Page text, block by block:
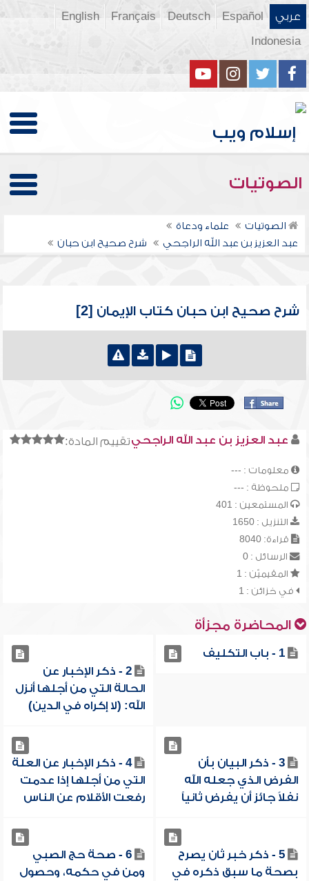
عربي Español
Deutsch
Français
English
Indonesia
الصوتيات
الصوتيات
علماء ودعاة
عبد العزيز بن عبد الله الراجحي
شرح صحيح ابن حبان
شرح صحيح ابن حبان كتاب الإيمان [2]
تقييم المادة:عبد العزيز بن عبد الله الراجحي
معلومات : ---
ملحوظة : ---
المستمعين : 401
التنزيل : 1650
قراءة: 8040
الرسائل : 0
المقيميّن : 1
في خزائن : 1
المحاضرة مجزأة
1 - باب التكليف
2 - ذكر الإخبار عن
الحالة التي من أجلها أنزل
الله: (لا إكراه في الدين)
3 - ذكر البيان بأن
الفرض الذي جعله الله
نفلاً جائز أن يفرض ثانياً
4 - ذكر الإخبار عن العلة
التي من أجلها إذا عدمت
رفعت الأقلام عن الناس
5 - ذكر خبر ثان يصرح
بصحة ما سبق ذكره في
6 - صحة حج الصبي
ومن في حكمه، وحصول